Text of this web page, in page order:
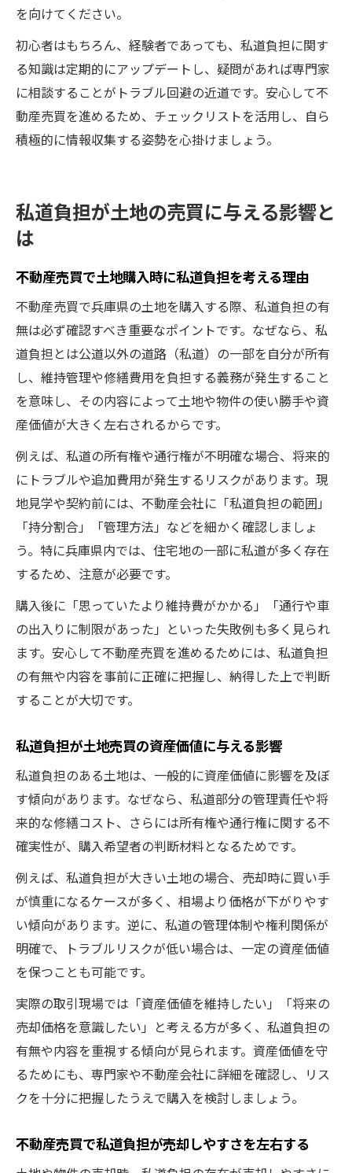
を向けてください。
初心者はもちろん、経験者であっても、私道負担に関す
る知識は定期的にアップデートし、疑問があれば専門家
に相談することがトラブル回避の近道です。安心して不
動産売買を進めるため、チェックリストを活用し、自ら
積極的に情報収集する姿勢を心掛けましょう。
私道負担が土地の売買に与える影響と
は
不動産売買で土地購入時に私道負担を考える理由
不動産売買で兵庫県の土地を購入する際、私道負担の有
無は必ず確認すべき重要なポイントです。なぜなら、私
道負担とは公道以外の道路（私道）の一部を自分が所有
し、維持管理や修繕費用を負担する義務が発生すること
を意味し、その内容によって土地や物件の使い勝手や資
産価値が大きく左右されるからです。
例えば、私道の所有権や通行権が不明確な場合、将来的
にトラブルや追加費用が発生するリスクがあります。現
地見学や契約前には、不動産会社に「私道負担の範囲」
「持分割合」「管理方法」などを細かく確認しましょ
う。特に兵庫県内では、住宅地の一部に私道が多く存在
するため、注意が必要です。
購入後に「思っていたより維持費がかかる」「通行や車
の出入りに制限があった」といった失敗例も多く見られ
ます。安心して不動産売買を進めるためには、私道負担
の有無や内容を事前に正確に把握し、納得した上で判断
することが大切です。
私道負担が土地売買の資産価値に与える影響
私道負担のある土地は、一般的に資産価値に影響を及ぼ
す傾向があります。なぜなら、私道部分の管理責任や将
来的な修繕コスト、さらには所有権や通行権に関する不
確実性が、購入希望者の判断材料となるためです。
例えば、私道負担が大きい土地の場合、売却時に買い手
が慎重になるケースが多く、相場より価格が下がりやす
い傾向があります。逆に、私道の管理体制や権利関係が
明確で、トラブルリスクが低い場合は、一定の資産価値
を保つことも可能です。
実際の取引現場では「資産価値を維持したい」「将来の
売却価格を意識したい」と考える方が多く、私道負担の
有無や内容を重視する傾向が見られます。資産価値を守
るためにも、専門家や不動産会社に詳細を確認し、リス
クを十分に把握したうえで購入を検討しましょう。
不動産売買で私道負担が売却しやすさを左右する